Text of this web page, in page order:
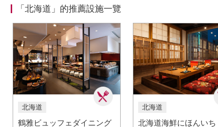
「北海道」的推薦設施一覽
北海道
鶴雅ビュッフェダイニング
北海道
北海道海鮮にほんい